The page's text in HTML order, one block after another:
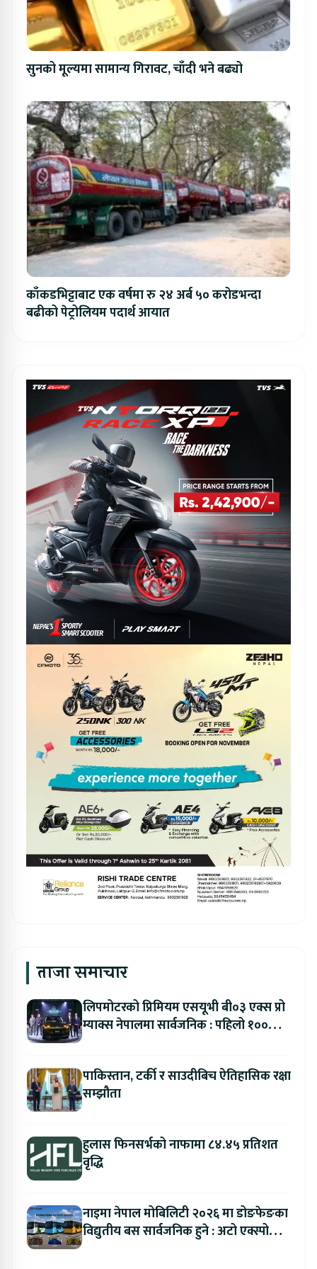
सुनको मूल्यमा सामान्य गिरावट, चाँदी भने बढ्यो
काँकडभिट्टाबाट एक वर्षमा रु २४ अर्ब ५० करोडभन्दा
बढीको पेट्रोलियम पदार्थ आयात
ताजा समाचार
लिपमोटरको प्रिमियम एसयूभी बी०३ एक्स प्रो
म्याक्स नेपालमा सार्वजनिक : पहिलो १००
पाकिस्तान, टर्की र साउदीबिच ऐतिहासिक रक्षा
सम्झौता
हुलास फिनसर्भको नाफामा ८४.४५ प्रतिशत
वृद्धि
नाइमा नेपाल मोबिलिटी २०२६ मा डोङफेङका
विद्युतीय बस सार्वजनिक हुने : अटो एक्स्पोमा